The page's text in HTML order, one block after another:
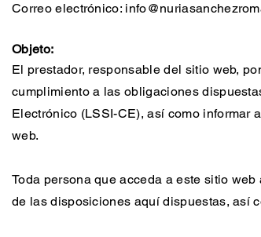
Correo electrónico:
Objeto:
El prestador, responsable del sitio web,
cumplimiento a las obligaciones
Electrónico (LSSI-CE), así como informar
web.
Toda persona que acceda a este sitio
de las disposiciones aquí dispuestas, así